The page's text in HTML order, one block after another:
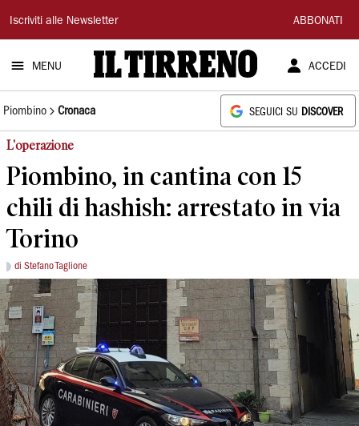
Il
Tirreno
Iscriviti alle Newsletter ABBONATI
MENU ACCEDI
Piombino Cronaca SEGUICI SU DISCOVER
L'operazione
Piombino, in cantina con 15
chili di hashish: arrestato in via
Torino
di Stefano Taglione